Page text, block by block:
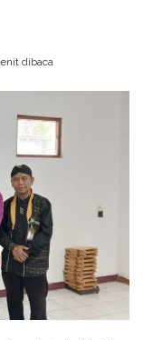
dibaca